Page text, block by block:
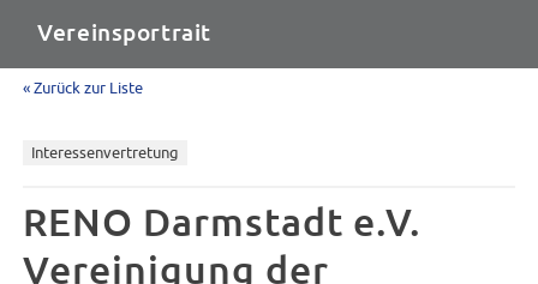
Vereinsportrait
« Zurück zur Liste
Interessenvertretung
RENO Darmstadt e.V.
Vereinigung der